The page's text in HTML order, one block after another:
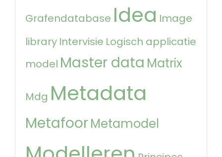
Grafendatabase Idea Image
library Intervisie Logisch applicatie
model Master data Matrix
Mdg Metadata
MetafoorMetamodel